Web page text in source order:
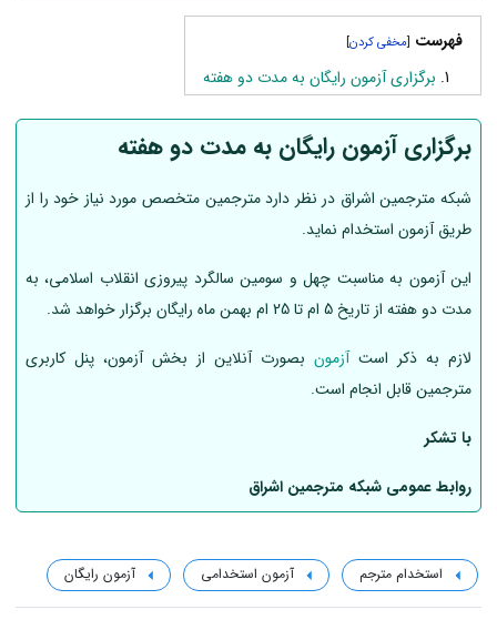
فهرست [
]
برگزاری آزمون رایگان به مدت دو هفته
برگزاری آزمون رایگان به مدت دو هفته
شبکه مترجمین اشراق در نظر دارد مترجمین متخصص مورد نیاز خود را از
طریق آزمون استخدام نماید.
این آزمون به مناسبت چهل و سومین سالگرد پیروزی انقلاب اسلامی، به
مدت دو هفته از تاریخ 5 ام تا 25 ام بهمن ماه رایگان برگزار خواهد شد.
لازم به ذکر استآزمون بصورت آنلاین از بخش آزمون، پنل کاربری
مترجمین قابل انجام است.
با تشکر
روابط عمومی شبکه مترجمین اشراق
استخدام مترجم آزمون استخدامی آزمون رایگان